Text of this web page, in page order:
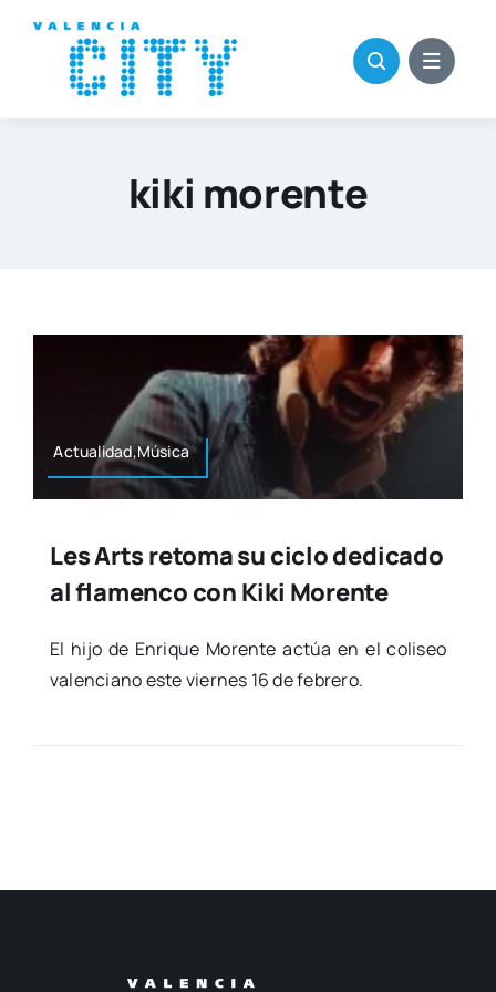
contenido
kiki morente
Actualidad,Música
Les Arts retoma su ciclo dedicado
al flamenco con Kiki Morente
El hijo de Enri­que Moren­te actúa en el coli­seo
valen­ciano este vier­nes 16 de febre­ro.